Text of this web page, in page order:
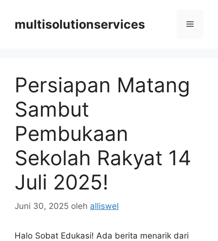
multisolutionservices Menu
Persiapan Matang
Sambut
Pembukaan
Sekolah Rakyat 14
Juli 2025!
Juni 30, 2025 oleh alliswel
Halo Sobat Edukasi! Ada berita menarik dari